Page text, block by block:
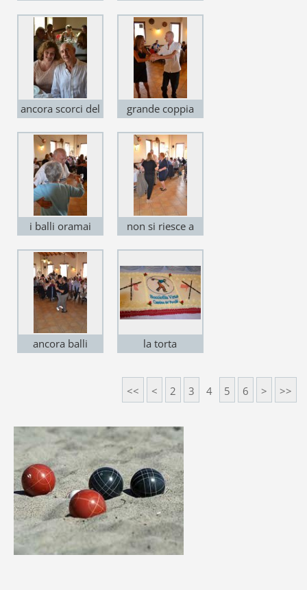
del Ds
Presidente
ancora scorci del
presidente
grande coppia
i balli oramai
non si riesce a
ancora balli la torta
<< < 2 3 4 5 6 > >>